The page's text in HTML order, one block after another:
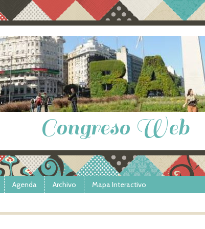
Congreso Web
Agenda Archivo Mapa Interactivo